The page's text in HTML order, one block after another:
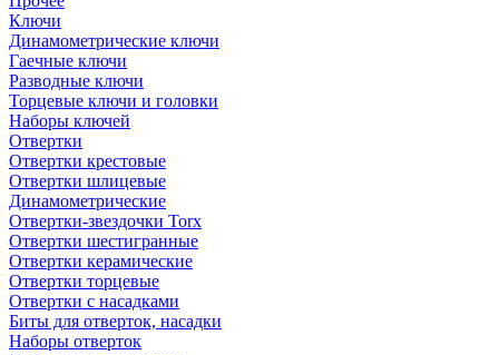
Ключи
Динамометрические ключи
Гаечные ключи
Разводные ключи
Торцевые ключи и головки
Наборы ключей
Отвертки
Отвертки крестовые
Отвертки шлицевые
Динамометрические
Отвертки-звездочки Torx
Отвертки шестигранные
Отвертки керамические
Отвертки торцевые
Отвертки с насадками
Биты для отверток, насадки
Наборы отверток